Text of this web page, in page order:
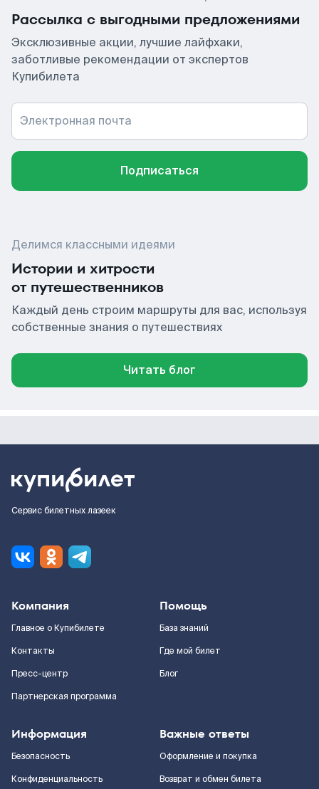
Рассылка с выгодными предложениями
Эксклюзивные акции, лучшие лайфхаки,
заботливые рекомендации от экспертов
Купибилета
Электронная почта
Подписаться
Делимся классными идеями
Истории и хитрости
от путешественников
Каждый день строим маршруты для вас, используя
собственные знания о путешествиях
Читать блог
Сервис билетных лазеек
Компания
Главное о Купибилете
Контакты
Пресс-центр
Партнерская программа
Помощь
База знаний
Где мой билет
Блог
Информация
Безопасность
Конфиденциальность
Важные ответы
Оформление и покупка
Возврат и обмен билета